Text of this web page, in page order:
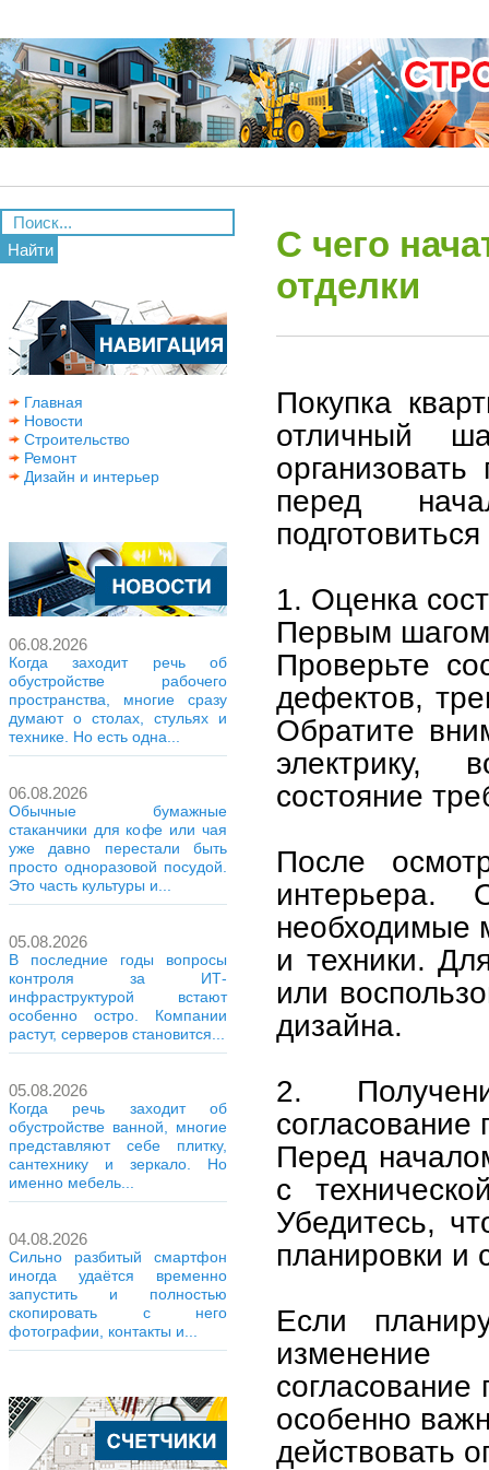
Найти
Главная
Новости
Строительство
Ремонт
Дизайн и интерьер
06.08.2026
Когда заходит речь об
обустройстве рабочего
пространства, многие сразу
думают о столах, стульях и
технике. Но есть одна...
06.08.2026
Обычные бумажные
стаканчики для кофе или чая
уже давно перестали быть
просто одноразовой посудой.
Это часть культуры и...
05.08.2026
В последние годы вопросы
контроля за ИТ-
инфраструктурой встают
особенно остро. Компании
растут, серверов становится...
05.08.2026
Когда речь заходит об
обустройстве ванной, многие
представляют себе плитку,
сантехнику и зеркало. Но
именно мебель...
04.08.2026
Сильно разбитый смартфон
иногда удаётся временно
запустить и полностью
скопировать с него
фотографии, контакты и...
С чего
отделки
Покупка
отличный
перед
1. Оценка
Первым шагом
Проверьте
дефектов,
Обратите
электрику,
состояние
После
интерьера.
необходимые
и техники.
или
дизайна.
2.
согласование
Перед
с
Убедитесь,
планировки и
Если
изменение
согласование
особенно
действовать